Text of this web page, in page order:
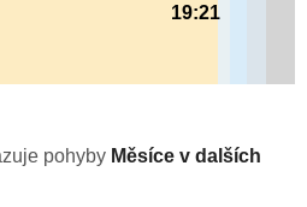
19:21
pohyby Měsíce v dalších